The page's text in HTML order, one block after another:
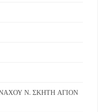
Ν. ΣΚΗΤΗ ΑΓΙΟΝ